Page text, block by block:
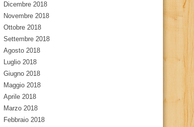
Dicembre 2018
Novembre 2018
Ottobre 2018
Settembre 2018
Agosto 2018
Luglio 2018
Giugno 2018
Maggio 2018
Aprile 2018
Marzo 2018
Febbraio 2018